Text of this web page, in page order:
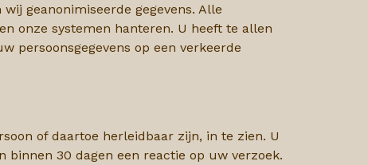
geanonimiseerde gegevens. Alle
onze systemen hanteren. U heeft te allen
persoonsgegevens op een verkeerde
of daartoe herleidbaar zijn, in te zien. U
binnen 30 dagen een reactie op uw verzoek.